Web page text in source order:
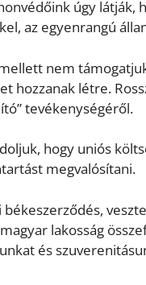
úgy látják,
az egyenrangú
nem
hozzanak létre.
tevékenységéről.
hogy uniós
megvalósítani.
lakosság
és